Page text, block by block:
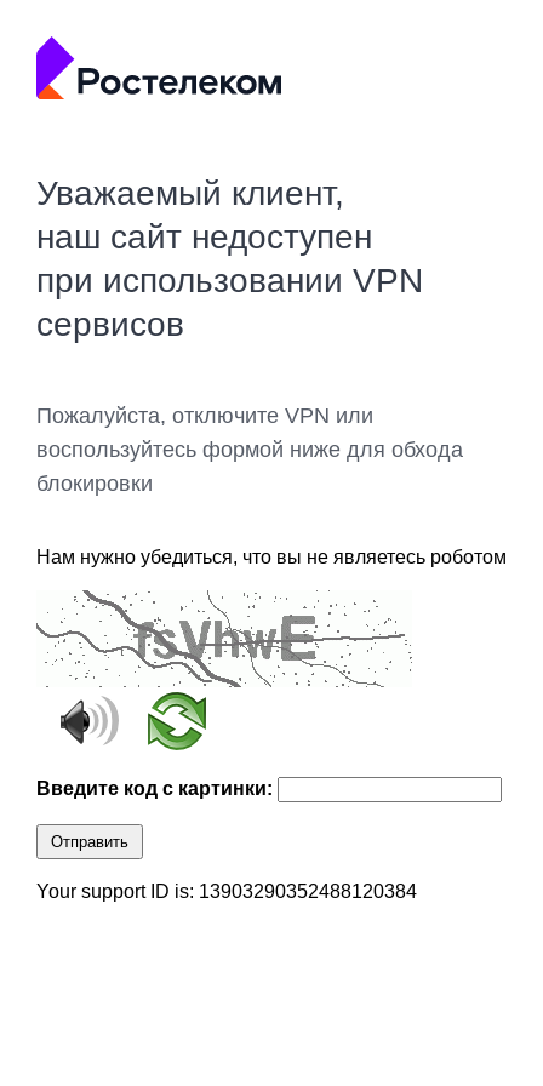
Уважаемый клиент,
наш сайт недоступен
при использовании VPN
сервисов
Пожалуйста, отключите VPN или
воспользуйтесь формой ниже для обхода
блокировки
Нам нужно убедиться, что вы не являетесь роботом
Введите код с картинки:
Отправить
Your support ID is: 13903290352488120384